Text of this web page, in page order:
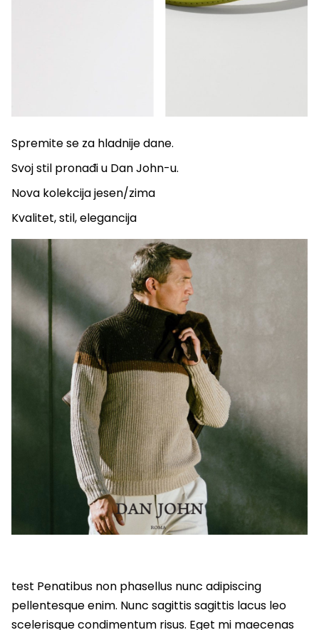
Spremite se za hladnije dane.
Svoj stil pronađi u Dan John-u.
Nova kolekcija jesen/zima
Kvalitet, stil, elegancija
test Penatibus non phasellus nunc adipiscing
pellentesque enim. Nunc sagittis sagittis lacus leo
scelerisque condimentum risus. Eget mi maecenas